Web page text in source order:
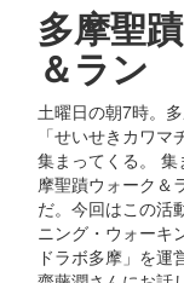
多摩聖
＆ラン
土曜日の朝7時。
「せいせきカワ
集まってくる。
摩聖蹟ウォーク＆
だ。今回はこの活
ニング・ウォーキ
ドラボ多摩」を運